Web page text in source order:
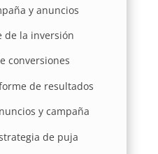
y anuncios
de la inversión
conversiones
de resultados
y campaña
de puja